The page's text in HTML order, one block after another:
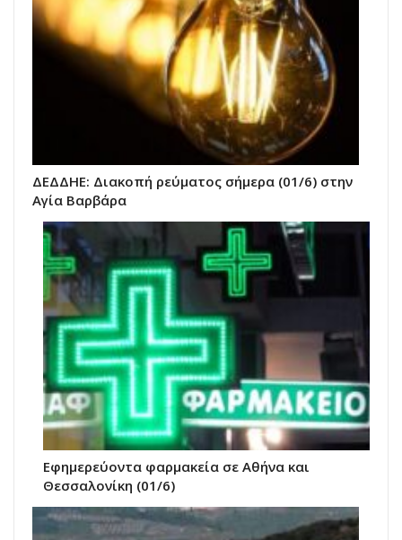
ΔΕΔΔΗΕ: Διακοπή ρεύματος σήμερα (01/6) στην
Αγία Βαρβάρα
Εφημερεύοντα φαρμακεία σε Αθήνα και
Θεσσαλονίκη (01/6)